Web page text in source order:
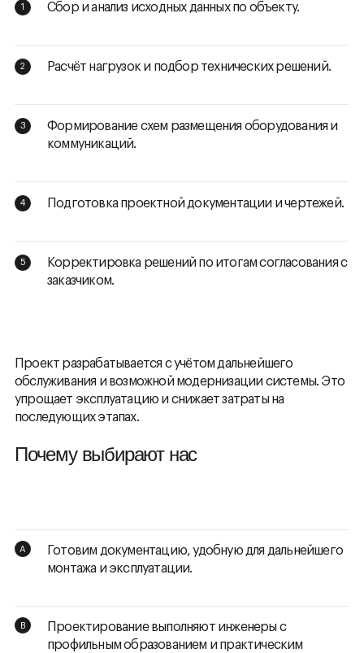
Сбор и анализ исходных данных по объекту.
Расчёт нагрузок и подбор технических решений.
Формирование схем размещения оборудования и
коммуникаций.
Подготовка проектной документации и чертежей.
Корректировка решений по итогам согласования с
заказчиком.
Проект разрабатывается с учётом дальнейшего
обслуживания и возможной модернизации системы. Это
упрощает эксплуатацию и снижает затраты на
последующих этапах.
Почему выбирают нас
Готовим документацию, удобную для дальнейшего
монтажа и эксплуатации.
Проектирование выполняют инженеры с
профильным образованием и практическим